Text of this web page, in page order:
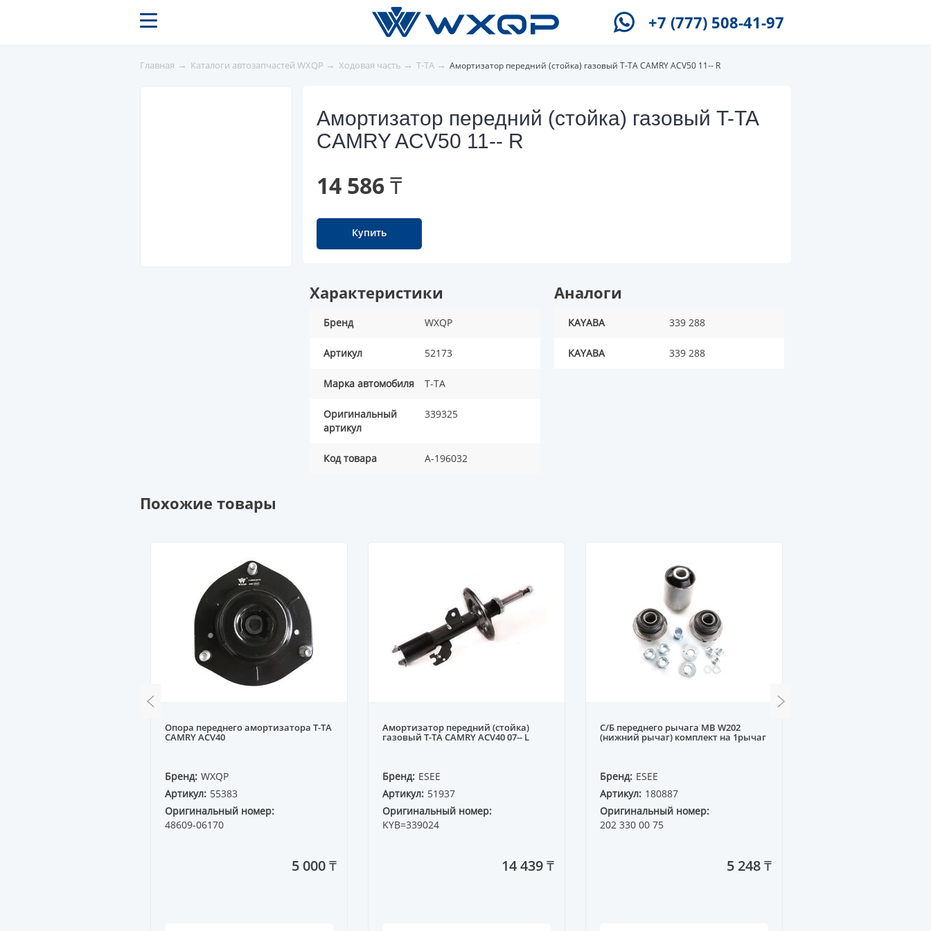
+7 (777) 508-41-97
Главная → Каталоги автозапчастей WXQP → Ходовая часть → T-TA → Амортизатор передний (стойка) газовый T-TA CAMRY ACV50 11-- R
Амортизатор передний (стойка) газовый T-TA
CAMRY ACV50 11-- R
14 586 ₸
Купить
Характеристики
Бренд WXQP
Артикул 52173
Марка автомобиля T-TA
Оригинальный
артикул
339325
Код товара A-196032
Аналоги
KAYABA 339 288
KAYABA 339 288
Похожие товары
Опора переднего амортизатора T-TA
CAMRY ACV40
Бренд: WXQP
Артикул: 55383
Оригинальный номер:
48609-06170
5 000 ₸
Амортизатор передний (стойка)
газовый T-TA CAMRY ACV40 07-- L
Бренд: ESEE
Артикул: 51937
Оригинальный номер:
KYB=339024
14 439 ₸
С/Б переднего рычага MB W202
(нижний рычаг) комплект на 1рычаг
Бренд: ESEE
Артикул: 180887
Оригинальный номер:
202 330 00 75
5 248 ₸